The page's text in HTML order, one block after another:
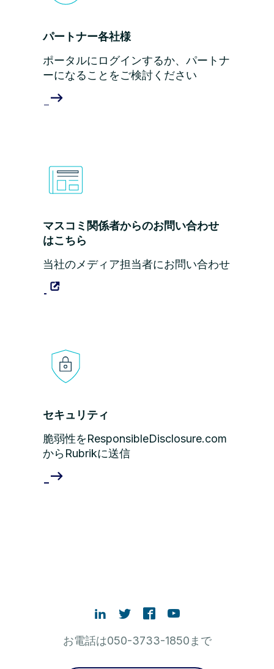
パートナー各社様
ポータルにログインするか、パートナ
ーになることをご検討ください
マスコミ関係者からのお問い合わせ
はこちら
当社のメディア担当者にお問い合わせ
セキュリティ
脆弱性をResponsibleDisclosure.com
からRubrikに送信
お電話は050-3733-1850まで